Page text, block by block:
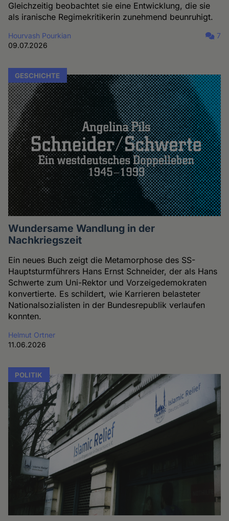
Gleichzeitig beobachtet sie eine Entwicklung, die sie
als iranische Regimekritikerin zunehmend beunruhigt.
Hourvash Pourkian
09.07.2026
7
GESCHICHTE
Wundersame Wandlung in der
Nachkriegszeit
Ein neues Buch zeigt die Metamorphose des SS-
Hauptsturmführers Hans Ernst Schneider, der als Hans
Schwerte zum Uni-Rektor und Vorzeigedemokraten
konvertierte. Es schildert, wie Karrieren belasteter
Nationalsozialisten in der Bundesrepublik verlaufen
konnten.
Helmut Ortner
11.06.2026
POLITIK